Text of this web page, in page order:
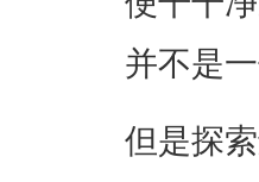
并不是
但是探